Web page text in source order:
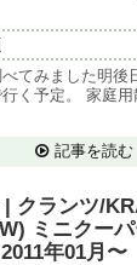
てみました明後
く予定。 家庭
記事を読む
クランツ/
ミニクー
年01月〜